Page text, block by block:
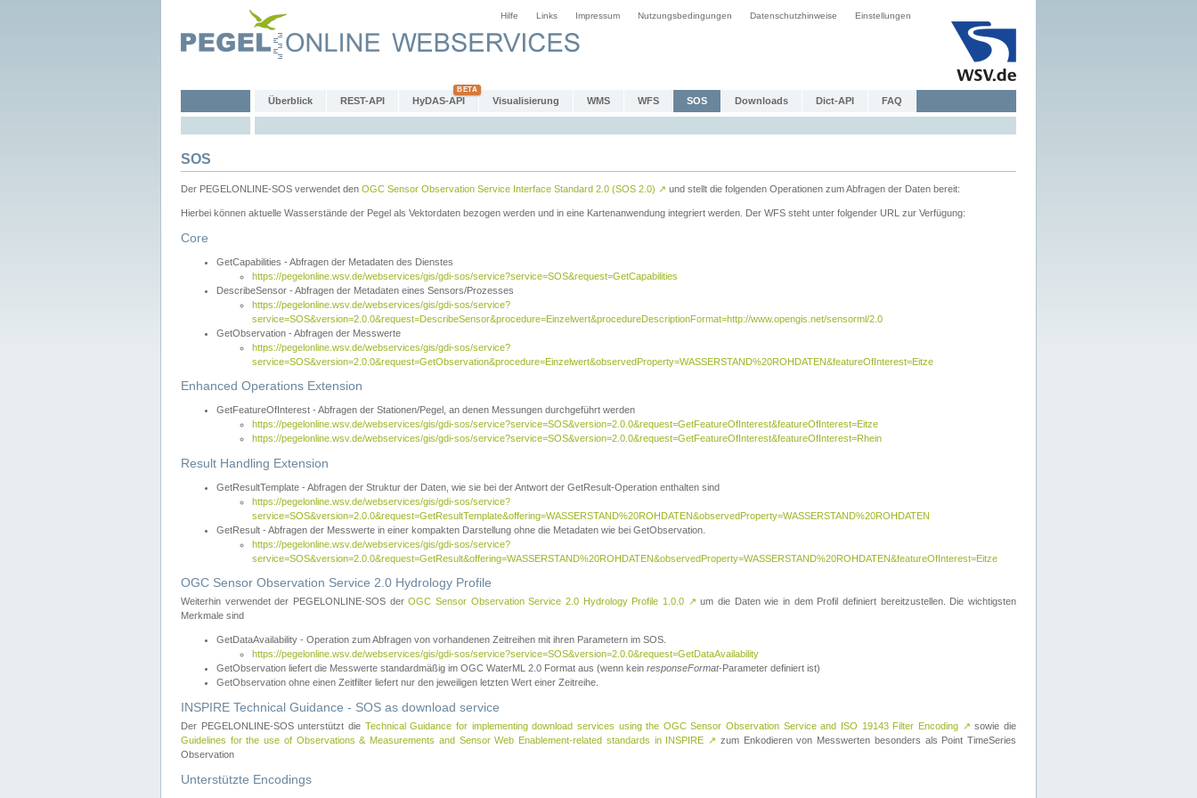
Hilfe Links Impressum Nutzungsbedingungen Datenschutzhinweise Einstellungen
Überblick REST-API HyDAS-API Visualisierung WMS WFS SOS Downloads Dict-API FAQ
SOS
Der PEGELONLINE-SOS verwendet den OGC Sensor Observation Service Interface Standard 2.0 (SOS 2.0) ↗ und stellt die folgenden Operationen zum Abfragen der Daten bereit:
Hierbei können aktuelle Wasserstände der Pegel als Vektordaten bezogen werden und in eine Kartenanwendung integriert werden. Der WFS steht unter folgender URL zur Verfügung:
Core
GetCapabilities - Abfragen der Metadaten des Dienstes
https://pegelonline.wsv.de/webservices/gis/gdi-sos/service?service=SOS&request=GetCapabilities
DescribeSensor - Abfragen der Metadaten eines Sensors/Prozesses
https://pegelonline.wsv.de/webservices/gis/gdi-sos/service?
service=SOS&version=2.0.0&request=DescribeSensor&procedure=Einzelwert&procedureDescriptionFormat=http://www.opengis.net/sensorml/2.0
GetObservation - Abfragen der Messwerte
https://pegelonline.wsv.de/webservices/gis/gdi-sos/service?
service=SOS&version=2.0.0&request=GetObservation&procedure=Einzelwert&observedProperty=WASSERSTAND%20ROHDATEN&featureOfInterest=Eitze
Enhanced Operations Extension
GetFeatureOfInterest - Abfragen der Stationen/Pegel, an denen Messungen durchgeführt werden
https://pegelonline.wsv.de/webservices/gis/gdi-sos/service?service=SOS&version=2.0.0&request=GetFeatureOfInterest&featureOfInterest=Eitze
https://pegelonline.wsv.de/webservices/gis/gdi-sos/service?service=SOS&version=2.0.0&request=GetFeatureOfInterest&featureOfInterest=Rhein
Result Handling Extension
GetResultTemplate - Abfragen der Struktur der Daten, wie sie bei der Antwort der GetResult-Operation enthalten sind
https://pegelonline.wsv.de/webservices/gis/gdi-sos/service?
service=SOS&version=2.0.0&request=GetResultTemplate&offering=WASSERSTAND%20ROHDATEN&observedProperty=WASSERSTAND%20ROHDATEN
GetResult - Abfragen der Messwerte in einer kompakten Darstellung ohne die Metadaten wie bei GetObservation.
https://pegelonline.wsv.de/webservices/gis/gdi-sos/service?
service=SOS&version=2.0.0&request=GetResult&offering=WASSERSTAND%20ROHDATEN&observedProperty=WASSERSTAND%20ROHDATEN&featureOfInterest=Eitze
OGC Sensor Observation Service 2.0 Hydrology Profile
Weiterhin verwendet der PEGELONLINE-SOS derOGC Sensor Observation Service 2.0 Hydrology Profile 1.0.0 ↗ um die Daten wie in dem Profil definiert bereitzustellen. Die wichtigsten
Merkmale sind
GetDataAvailability - Operation zum Abfragen von vorhandenen Zeitreihen mit ihren Parametern im SOS.
https://pegelonline.wsv.de/webservices/gis/gdi-sos/service?service=SOS&version=2.0.0&request=GetDataAvailability
GetObservation liefert die Messwerte standardmäßig im OGC WaterML 2.0 Format aus (wenn kein responseFormat-Parameter definiert ist)
GetObservation ohne einen Zeitfilter liefert nur den jeweiligen letzten Wert einer Zeitreihe.
INSPIRE Technical Guidance - SOS as download service
Der PEGELONLINE-SOS unterstützt die Technical Guidance for implementing download services using the OGC Sensor Observation Service and ISO 19143 Filter Encoding ↗ sowie die
Guidelines for the use of Observations & Measurements and Sensor Web Enablement-related standards in INSPIRE ↗ zum Enkodieren von Messwerten besonders als Point TimeSeries
Observation
Unterstützte Encodings